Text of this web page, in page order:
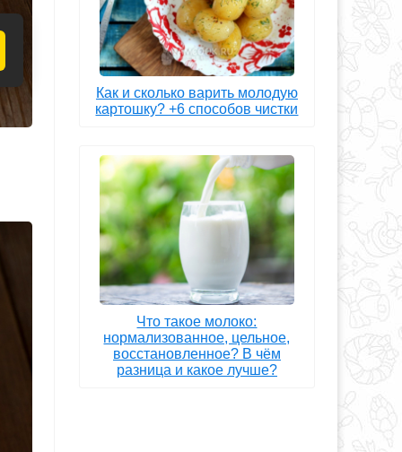
Как и сколько варить молодую
картошку? +6 способов чистки
Что такое молоко:
нормализованное, цельное,
восстановленное? В чём
разница и какое лучше?